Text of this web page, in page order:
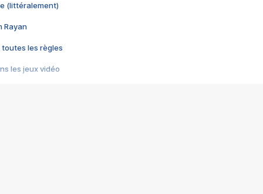
(littéralement)
Rayan
toutes les règles
les jeux vidéo